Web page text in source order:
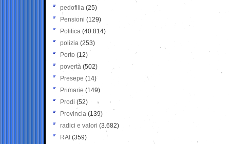
pedofilia (25)
Pensioni (129)
Politica (40.814)
polizia (253)
Porto (12)
povertà (502)
Presepe (14)
Primarie (149)
Prodi (52)
Provincia (139)
radici e valori (3.682)
RAI (359)